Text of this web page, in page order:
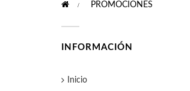
> PROMOCIONES
INFORMACIÓN
Inicio